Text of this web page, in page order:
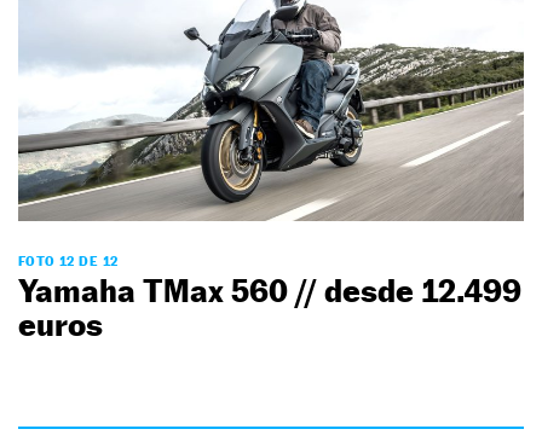
FOTO 12 DE 12
Yamaha TMax 560 // desde 12.499
euros